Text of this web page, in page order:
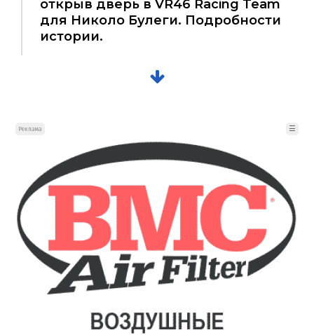
открыв дверь в VR46 Racing Team
для Николо Булеги. Подробности
истории.
Реклама ☰